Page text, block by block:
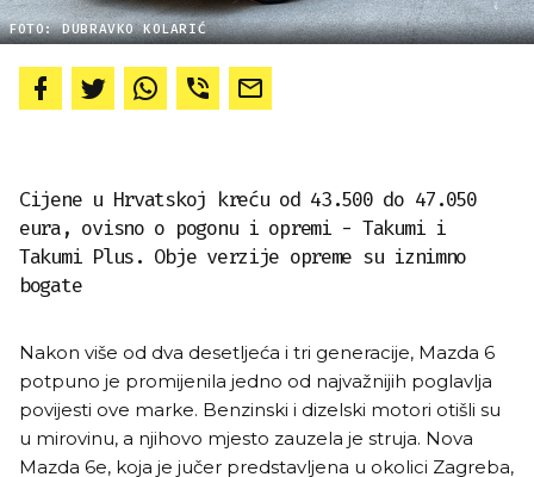
FOTO: DUBRAVKO KOLARIĆ
Cijene u Hrvatskoj kreću od 43.500 do 47.050
eura, ovisno o pogonu i opremi - Takumi i
Takumi Plus. Obje verzije opreme su iznimno
bogate
Nakon više od dva desetljeća i tri generacije, Mazda 6
potpuno je promijenila jedno od najvažnijih poglavlja
povijesti ove marke. Benzinski i dizelski motori otišli su
u mirovinu, a njihovo mjesto zauzela je struja. Nova
Mazda 6e, koja je jučer predstavljena u okolici Zagreba,